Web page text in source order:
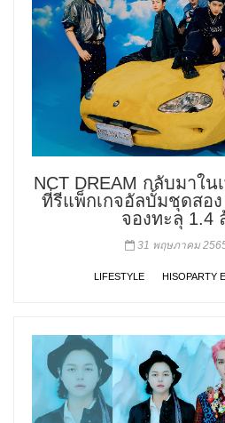
NCT DREAM กลับมาใ
ที่รีแพ็กเกจอัลบั้มชุดสอง
จองทะลุ 1.4
31 พฤษภาคม
LIFESTYLE HISOPARTY